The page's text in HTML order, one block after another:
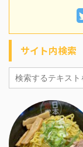
サイト内検索